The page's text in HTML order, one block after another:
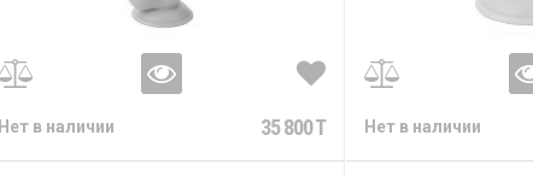
Нет в наличии 35 800 T Нет в наличии